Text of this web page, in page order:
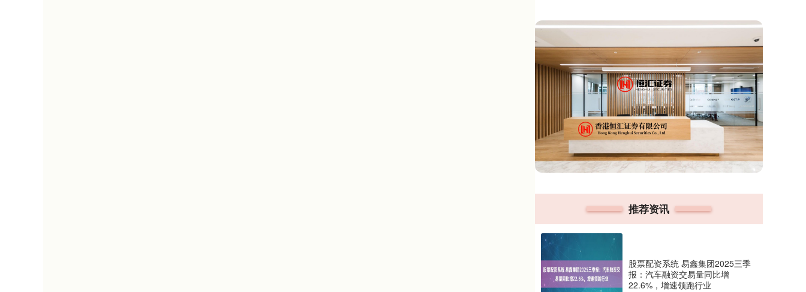
推荐资讯
股票配资系统 易鑫集团2025三季
报：汽车融资交易量同比增
22.6%，增速领跑行业